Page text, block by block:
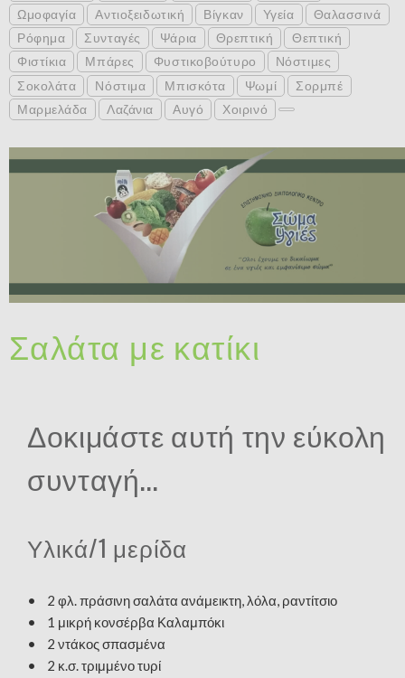
Ωμοφαγία Αντιοξειδωτική Βίγκαν Υγεία
Θαλασσινά
Ρόφημα
Συνταγές Ψάρια Θρεπτική
Θεπτική
Φιστίκια
Μπάρες Φυστικοβούτυρο
Νόστιμες
Σοκολάτα
Νόστιμα Μπισκότα Ψωμί
Σορμπέ
Μαρμελάδα
Λαζάνια Αυγό Χοιρινό
Σαλάτα με κατίκι
Δοκιμάστε αυτή την εύκολη
συνταγή...
Υλικά/1 μερίδα
• 2 φλ. πράσινη σαλάτα ανάμεικτη, λόλα, ραντίτσιο
• 1 μικρή κονσέρβα Καλαμπόκι
• 2 ντάκος σπασμένα
• 2 κ.σ. τριμμένο τυρί